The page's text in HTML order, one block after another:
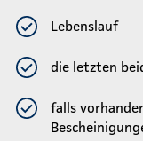
Lebenslauf
die letzten
falls